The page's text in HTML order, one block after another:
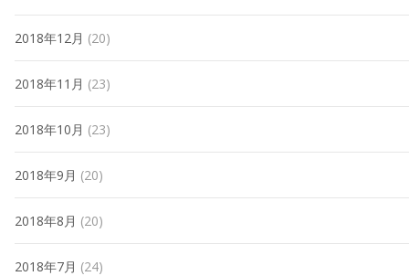
2018年12月 (20)
2018年11月 (23)
2018年10月 (23)
2018年9月 (20)
2018年8月 (20)
2018年7月 (24)